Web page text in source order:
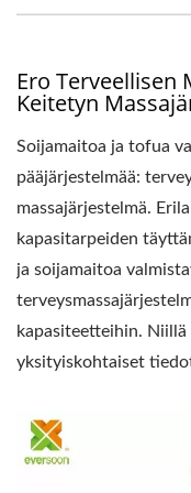
Ero Terveellisen
Keitetyn
Soijamaitoa ja tofua
pääjärjestelmää:
massajärjestelmä.
kapasitarpeiden
ja soijamaitoa
kapasiteetteihin.
yksityiskohtaiset